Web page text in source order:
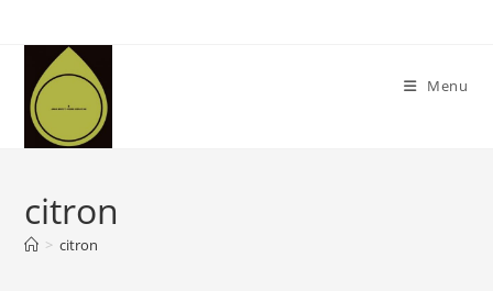
content
Menu
citron
> citron